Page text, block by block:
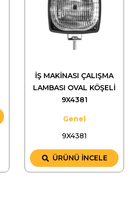
İŞ MAKİNASI ÇALIŞMA
LAMBASI OVAL KÖŞELİ
9X4381
Genel
9X4381
ÜRÜNÜ İNCELE